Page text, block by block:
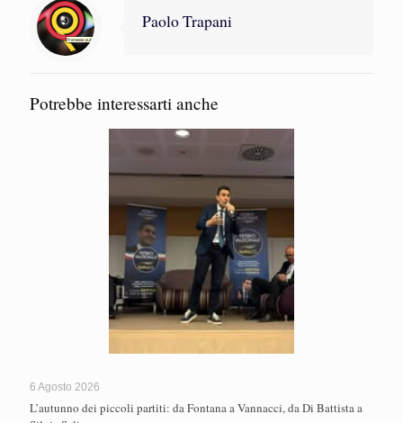
Paolo Trapani
Potrebbe interessarti anche
6 Agosto 2026
L’autunno dei piccoli partiti: da Fontana a Vannacci, da Di Battista a